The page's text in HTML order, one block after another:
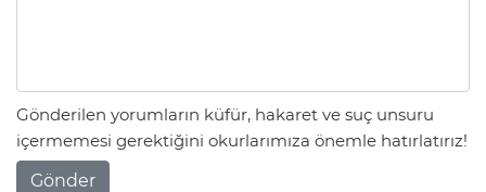
Gönderilen yorumların küfür, hakaret ve suç unsuru
içermemesi gerektiğini okurlarımıza önemle hatırlatırız!
Gönder